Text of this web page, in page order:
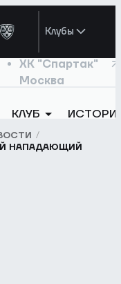
Клубы
ХК "Спартак"
Москва
КЛУБ
НАПАДАЮЩИЙ